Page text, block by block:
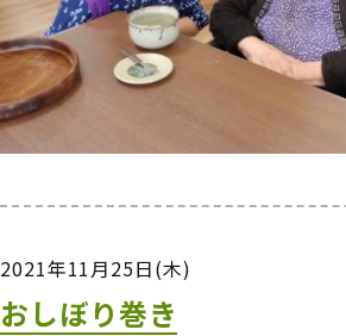
2021年11月25日(木)
おしぼり巻き